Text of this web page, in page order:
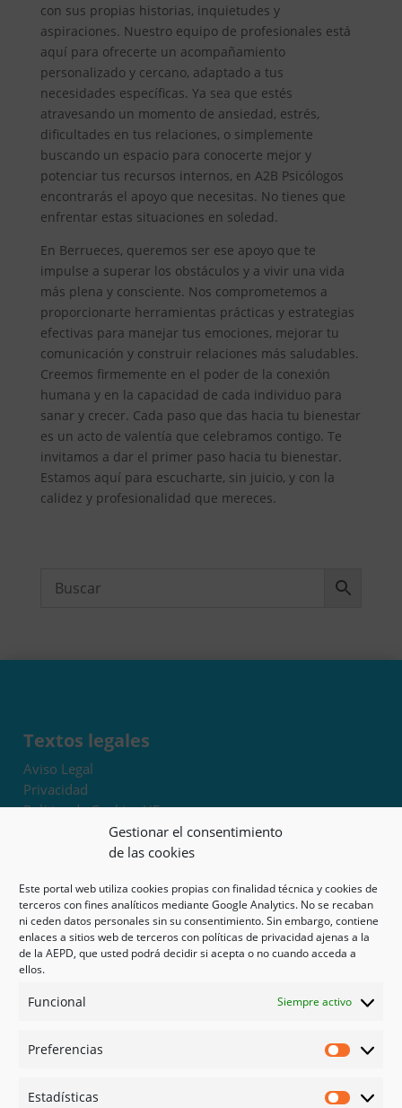
Gestionar el consentimiento
de las cookies
Este portal web utiliza cookies propias con finalidad técnica y cookies de
terceros con fines analíticos mediante Google Analytics. No se recaban
ni ceden datos personales sin su consentimiento. Sin embargo, contiene
enlaces a sitios web de terceros con políticas de privacidad ajenas a la
de la AEPD, que usted podrá decidir si acepta o no cuando acceda a
ellos.
Funcional Siempre activo
Preferencias
Estadísticas
con sus propias historias, inquietudes y
aspiraciones. Nuestro equipo de profesionales está
aquí para ofrecerte un acompañamiento
personalizado y cercano, adaptado a tus
necesidades específicas. Ya sea que estés
atravesando un momento de ansiedad, estrés,
dificultades en tus relaciones, o simplemente
buscando un espacio para conocerte mejor y
potenciar tus recursos internos, en A2B Psicólogos
encontrarás el apoyo que necesitas. No tienes que
enfrentar estas situaciones en soledad.
En Berrueces, queremos ser ese apoyo que te
impulse a superar los obstáculos y a vivir una vida
más plena y consciente. Nos comprometemos a
proporcionarte herramientas prácticas y estrategias
efectivas para manejar tus emociones, mejorar tu
comunicación y construir relaciones más saludables.
Creemos firmemente en el poder de la conexión
humana y en la capacidad de cada individuo para
sanar y crecer. Cada paso que das hacia tu bienestar
es un acto de valentía que celebramos contigo. Te
invitamos a dar el primer paso hacia tu bienestar.
Estamos aquí para escucharte, sin juicio, y con la
calidez y profesionalidad que mereces.
Textos legales
Aviso Legal
Privacidad
Política de Cookies UE
Términos y condiciones
Exoneración de responsabilidad
Mapa del sitio
Mi cuenta
Tienda
Psicología en Murcia
Guías
Redes sociales
Instagram